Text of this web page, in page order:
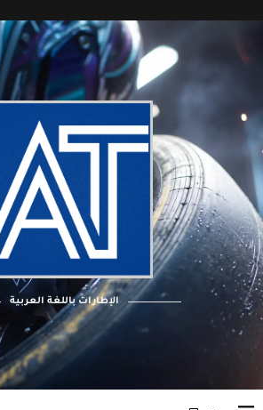
الإطارات باللغة العربية